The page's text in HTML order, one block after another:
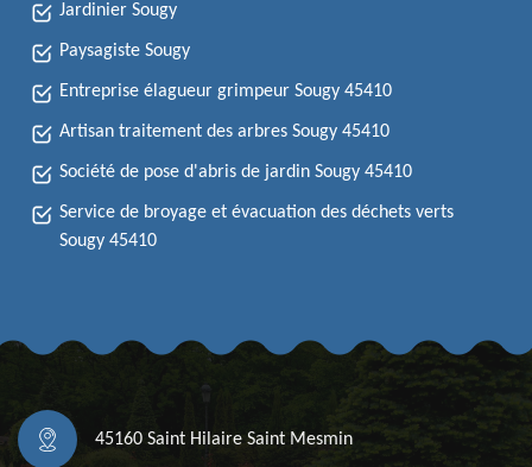
Jardinier Sougy
Paysagiste Sougy
Entreprise élagueur grimpeur Sougy 45410
Artisan traitement des arbres Sougy 45410
Société de pose d'abris de jardin Sougy 45410
Service de broyage et évacuation des déchets verts
Sougy 45410
45160 Saint Hilaire Saint Mesmin